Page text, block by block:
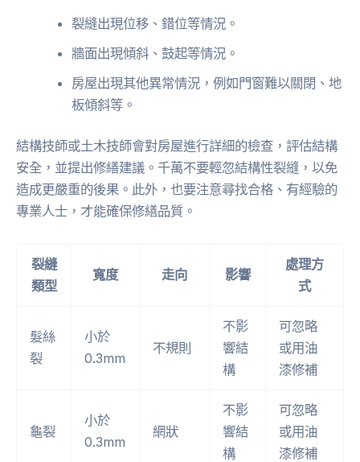
裂縫出現位移、錯位等情況。
牆面出現傾斜、鼓起等情況。
房屋出現其他異常情況，例如門窗難以關閉、地
板傾斜等。
結構技師或土木技師會對房屋進行詳細的檢查，評估結構
安全，並提出修繕建議。千萬不要輕忽結構性裂縫，以免
造成更嚴重的後果。此外，也要注意尋找合格、有經驗的
專業人士，才能確保修繕品質。
裂縫
類型
寬度 走向 影響
處理方
式
髮絲
裂
小於
0.3mm
不規則
不影
響結
構
可忽略
或用油
漆修補
龜裂
小於
0.3mm
網狀
不影
響結
構
可忽略
或用油
漆修補